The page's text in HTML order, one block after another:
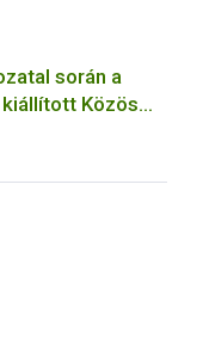
során a
kiállított Közös
KEBO-D